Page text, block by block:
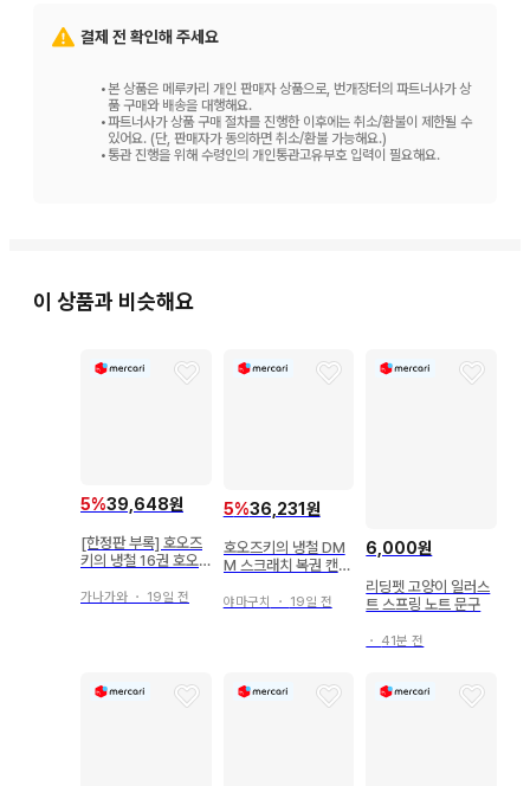
결제 전 확인해 주세요
•본 상품은 메루카리 개인 판매자 상품으로, 번개장터의 파트너사가 상
품 구매와 배송을 대행해요.
•파트너사가 상품 구매 절차를 진행한 이후에는 취소/환불이 제한될 수
있어요. (단, 판매자가 동의하면 취소/환불 가능해요.)
•통관 진행을 위해 수령인의 개인통관고유부호 입력이 필요해요.
이 상품과 비슷해요
5%39,648원
[한정판 부록] 호오즈
키의 냉철 16권 호오
포함 미개봉 새상품
가나가와 ・ 19일 전
5%36,231원
호오즈키의 냉철 DM
M 스크래치 복권 캔뱃
야마구치 ・ 19일 전
6,000원
리딩펫 고양이 일러스
트 스프링 노트 문구
・ 41분 전